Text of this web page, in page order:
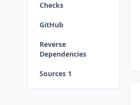
Checks
GitHub
Reverse
Dependencies
Sources 1